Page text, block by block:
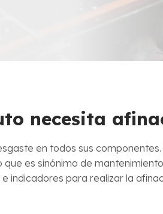
necesita
en todos sus
es sinónimo de
indicadores para realizar la